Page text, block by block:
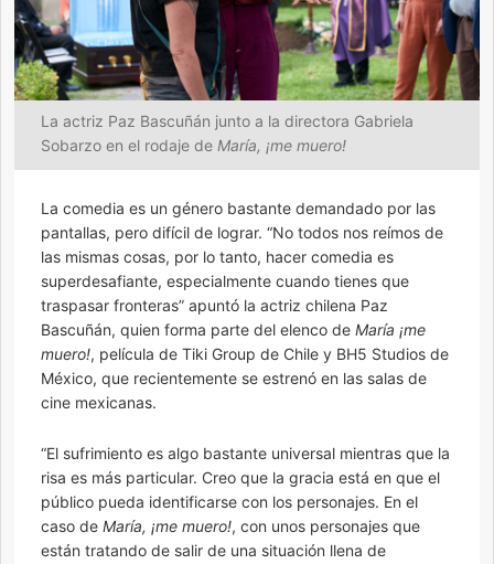
La actriz Paz Bascuñán junto a la directora Gabriela
Sobarzo en el rodaje de María, ¡me muero!
La comedia es un género bastante demandado por las
pantallas, pero difícil de lograr. “No todos nos reímos de
las mismas cosas, por lo tanto, hacer comedia es
superdesafiante, especialmente cuando tienes que
traspasar fronteras” apuntó la actriz chilena Paz
Bascuñán, quien forma parte del elenco de María ¡me
muero!, película de Tiki Group de Chile y BH5 Studios de
México, que recientemente se estrenó en las salas de
cine mexicanas.
“El sufrimiento es algo bastante universal mientras que la
risa es más particular. Creo que la gracia está en que el
público pueda identificarse con los personajes. En el
caso de María, ¡me muero!, con unos personajes que
están tratando de salir de una situación llena de